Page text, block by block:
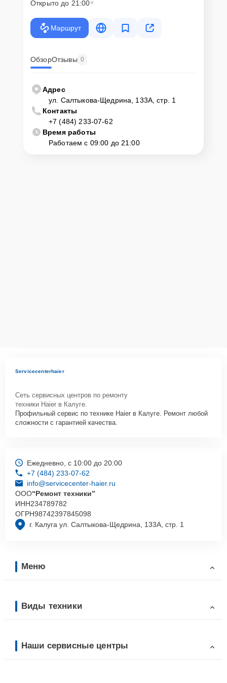
крупногабаритной техники, он может заказать курьерскую
доставку или услугу выезда мастера. Специалист приедет в
Как приехать в сервисный
центр
Клиент может самостоятельно привезти устройство на
диагностику и ремонт. Для этого нужно позвонить по телефону
горячей линии или оставить заявку, согласовать удобное время и
подъехать по адресу: г. Калуга, ул. Салтыкова-Щедрина, 133А, стр.
Открыто до 21:00
Маршрут
ОбзорОтзывы 0
Адрес
ул. Салтыкова-Щедрина, 133А, стр. 1
Контакты
+7 (484) 233-07-62
Время работы
Работаем с 09:00 до 21:00
Servicecenterhaier
Сеть сервисных центров по ремонту
техники Haier в Калуге.
Профильный сервис по технике Haier в Калуге. Ремонт любой
сложности с гарантией качества.
г. Калуга ул. Салтыкова-Щедрина, 133А, стр. 1
Ежедневно, с 10:00 до 20:00
+7 (484) 233-07-62
info@servicecenter-haier.ru
ООО“Ремонт техники”
ИНН234789782
ОГРН98742397845098
Меню
Виды техники
Наши сервисные центры